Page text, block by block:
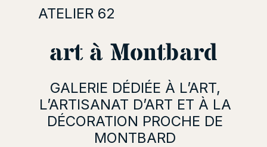
ATELIER 62
art à Montbard
GALERIE DÉDIÉE À L’ART,
L’ARTISANAT D’ART ET À LA
DÉCORATION PROCHE DE
MONTBARD